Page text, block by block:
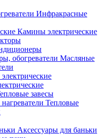
Инфракрасные
Камины электрические
Масляные
завесы
Тепловые
Аксессуары для баньки